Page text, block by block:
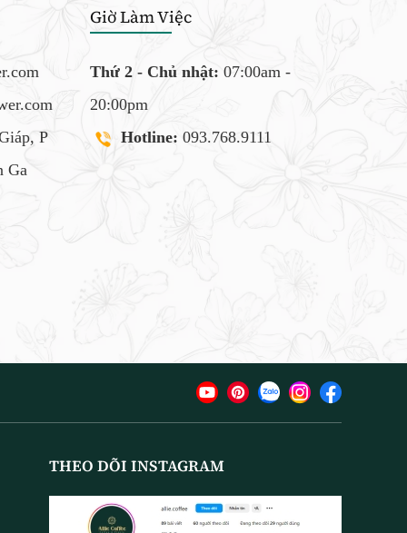
P
Ga
Giờ Làm Việc
Thứ 2 - Chủ nhật: 07:00am -
20:00pm
Hotline: 093.768.9111
THEO DÕI INSTAGRAM